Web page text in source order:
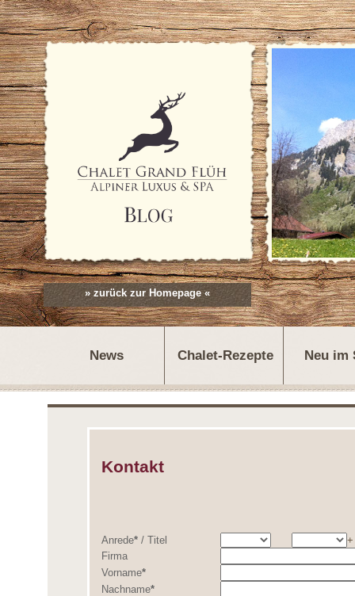
» zurück zur Homepage «
News Chalet-Rezepte Neu im
Kontakt
Anrede* / Titel
+
Firma
Vorname*
Nachname*